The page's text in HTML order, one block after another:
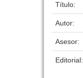
Título:
Autor:
Asesor:
Editorial: